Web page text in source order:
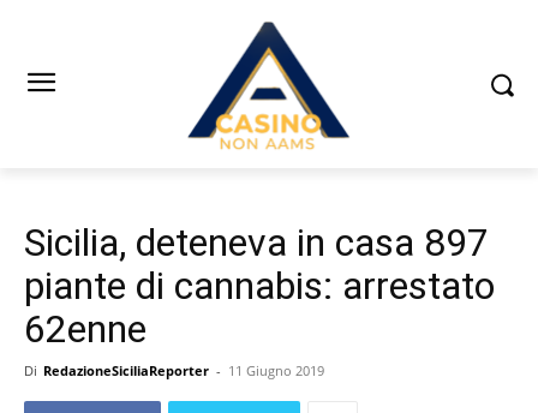
Sicilia, deteneva in casa 897
piante di cannabis: arrestato
62enne
Di RedazioneSiciliaReporter - 11 Giugno 2019